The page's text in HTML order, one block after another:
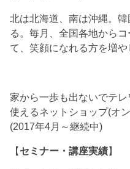
北は北海道、南は沖縄。
る。毎月、全国各地から
て、笑顔になれる方を増や
家から一歩も出ないでテ
使えるネットショップ(オ
(2017年4月～継続中)
【セミナー・講座実績】